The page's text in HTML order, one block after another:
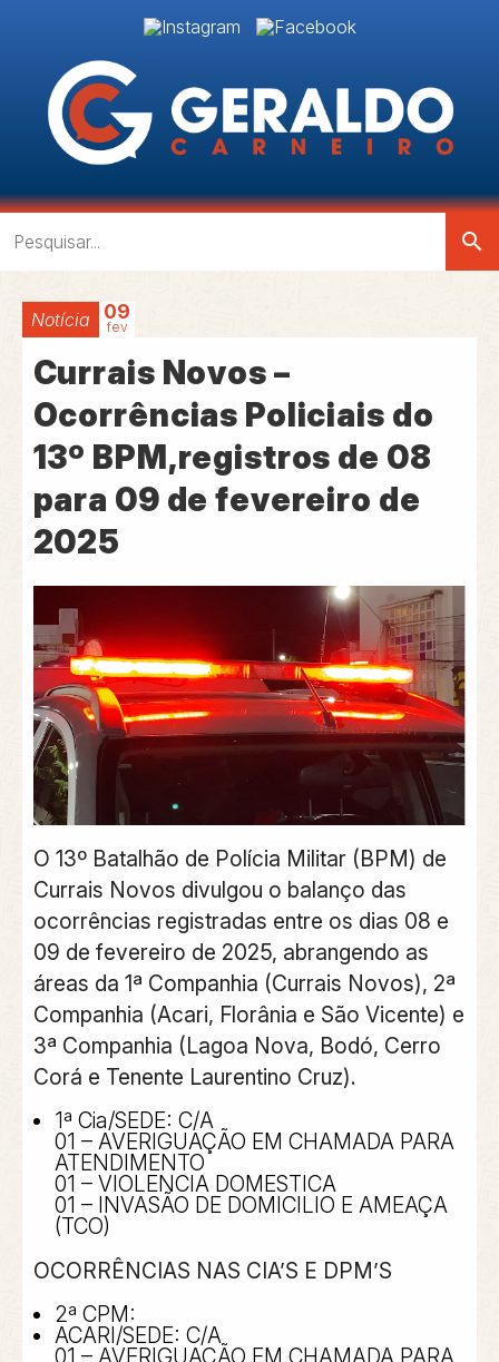
search
Notícia 09
fev
Currais Novos –
Ocorrências Policiais do
13º BPM,registros de 08
para 09 de fevereiro de
2025
O 13º Batalhão de Polícia Militar (BPM) de
Currais Novos divulgou o balanço das
ocorrências registradas entre os dias 08 e
09 de fevereiro de 2025, abrangendo as
áreas da 1ª Companhia (Currais Novos), 2ª
Companhia (Acari, Florânia e São Vicente) e
3ª Companhia (Lagoa Nova, Bodó, Cerro
Corá e Tenente Laurentino Cruz).
1ª Cia/SEDE: C/A
01 – AVERIGUAÇÃO EM CHAMADA PARA
ATENDIMENTO
01 – VIOLENCIA DOMESTICA
01 – INVASÃO DE DOMICILIO E AMEAÇA
(TCO)
OCORRÊNCIAS NAS CIA’S E DPM’S
2ª CPM:
ACARI/SEDE: C/A
01 – AVERIGUAÇÃO EM CHAMADA PARA